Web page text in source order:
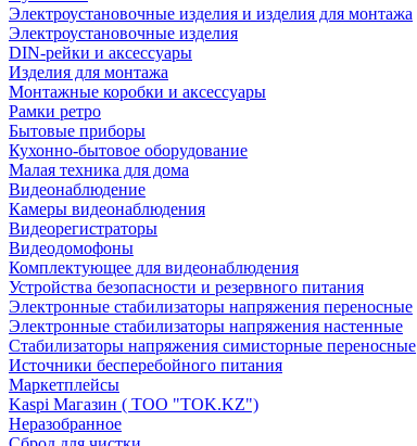
Электроустановочные изделия и изделия для монтажа
Электроустановочные изделия
DIN-рейки и аксессуары
Изделия для монтажа
Монтажные коробки и аксессуары
Рамки ретро
Бытовые приборы
Кухонно-бытовое оборудование
Малая техника для дома
Видеонаблюдение
Камеры видеонаблюдения
Видеорегистраторы
Видеодомофоны
Комплектующее для видеонаблюдения
Устройства безопасности и резервного питания
Электронные стабилизаторы напряжения переносные
Электронные стабилизаторы напряжения настенные
Стабилизаторы напряжения симисторные переносные
Источники бесперебойного питания
Маркетплейсы
Kaspi Магазин ( ТОО "TOK.KZ")
Неразобранное